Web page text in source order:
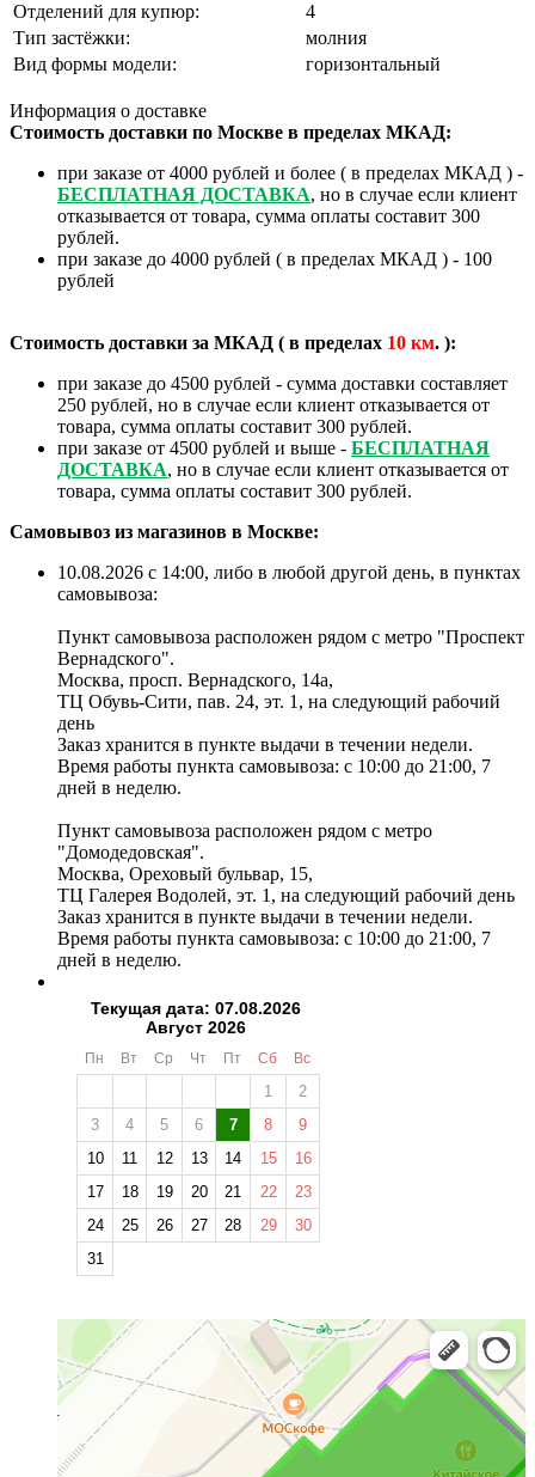
Отделений для купюр:
4
Тип застёжки:
молния
Вид формы модели:
горизонтальный
Информация о доставке
Стоимость доставки по Москве в пределах МКАД:
при заказе от 4000 рублей и более ( в пределах МКАД ) -
БЕСПЛАТНАЯ ДОСТАВКА, но в случае если клиент
отказывается от товара, сумма оплаты составит 300
рублей.
при заказе до 4000 рублей ( в пределах МКАД ) - 100
рублей
Стоимость доставки за МКАД ( в пределах 10 км. ):
при заказе до 4500 рублей - сумма доставки составляет
250 рублей, но в случае если клиент отказывается от
товара, сумма оплаты составит 300 рублей.
при заказе от 4500 рублей и выше - БЕСПЛАТНАЯ
ДОСТАВКА, но в случае если клиент отказывается от
товара, сумма оплаты составит 300 рублей.
Самовывоз из магазинов в Москве:
10.08.2026 с 14:00, либо в любой другой день, в пунктах
самовывоза:
Пункт самовывоза расположен рядом с метро "Проспект
Вернадского".
Москва, просп. Вернадского, 14а,
ТЦ Обувь-Сити, пав. 24, эт. 1, на следующий рабочий
день
Заказ хранится в пункте выдачи в течении недели.
Время работы пункта самовывоза: с 10:00 до 21:00, 7
дней в неделю.
Пункт самовывоза расположен рядом с метро
"Домодедовская".
Москва, Ореховый бульвар, 15,
ТЦ Галерея Водолей, эт. 1, на следующий рабочий день
Заказ хранится в пункте выдачи в течении недели.
Время работы пункта самовывоза: с 10:00 до 21:00, 7
дней в неделю.
Текущая дата: 07.08.2026
Август 2026
Пн Вт Ср Чт Пт Сб Вс
1
2
3
4 5 6 7 8
9
10
11 12 13 14 15
16
17
18 19 20 21 22
23
24
25 26 27 28 29
30
31